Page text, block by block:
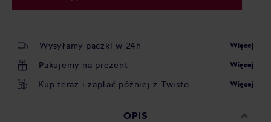
Wysyłamy paczki w 24h Więcej
Pakujemy na prezent Więcej
Kup teraz i zapłać później z Twisto Więcej
OPIS